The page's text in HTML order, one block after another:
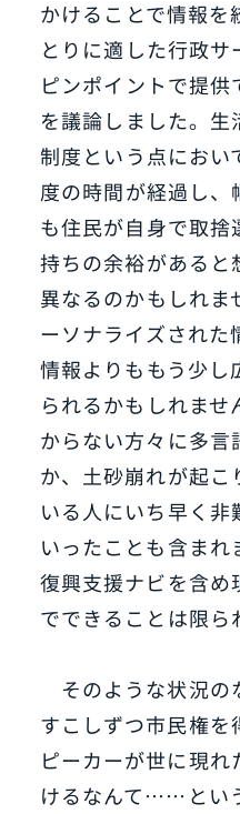
かけることで情報を
とりに適した行政サ
ピンポイントで提
を議論しました。
制度という点におい
度の時間が経過し、
も住民が自身で取
持ちの余裕があると
異なるのかもしれ
ーソナライズされた
情報よりももう少し
られるかもしれま
からない方々に多言
か、土砂崩れが起こ
いる人にいち早く非
いったことも含まれ
復興支援ナビを含
でできることは限ら
そのような状況の
すこしずつ市民権を
ピーカーが世に現
けるなんて……とい